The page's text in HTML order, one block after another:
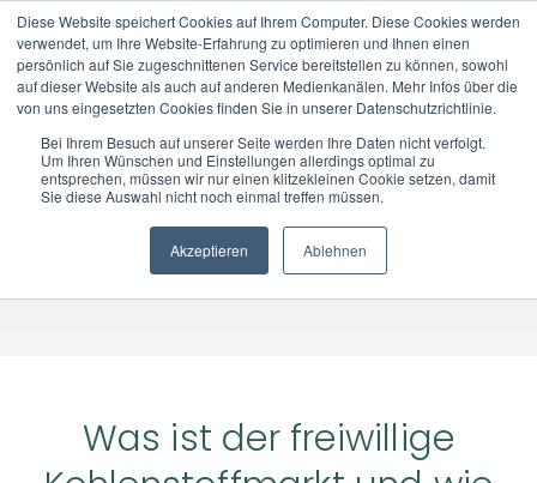
Diese Website speichert Cookies auf Ihrem Computer. Diese Cookies werden
verwendet, um Ihre Website-Erfahrung zu optimieren und Ihnen einen
persönlich auf Sie zugeschnittenen Service bereitstellen zu können, sowohl
auf dieser Website als auch auf anderen Medienkanälen. Mehr Infos über die
von uns eingesetzten Cookies finden Sie in unserer Datenschutzrichtlinie.
Bei Ihrem Besuch auf unserer Seite werden Ihre Daten nicht verfolgt.
Um Ihren Wünschen und Einstellungen allerdings optimal zu
entsprechen, müssen wir nur einen klitzekleinen Cookie setzen, damit
Sie diese Auswahl nicht noch einmal treffen müssen.
Akzeptieren Ablehnen
Der freiwillige
Kohlenstoffmarkt
Was ist der freiwillige